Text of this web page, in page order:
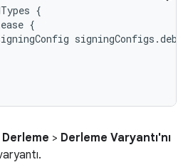
{
{
signingConfigs.debug
Derleme > Derleme Varyantı'nı